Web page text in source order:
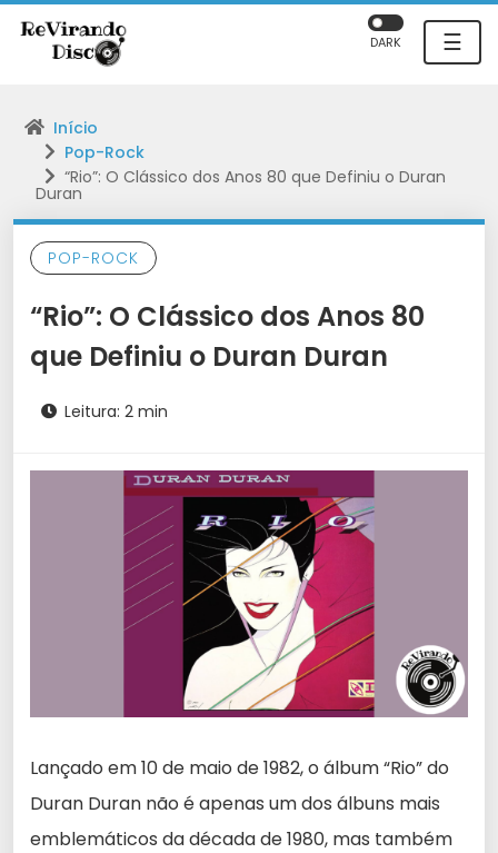
☰
DARK
Início
Pop-Rock
“Rio”: O Clássico dos Anos 80 que Definiu o Duran
Duran
POP-ROCK
“Rio”: O Clássico dos Anos 80
que Definiu o Duran Duran
Leitura: 2 min
Lançado em 10 de maio de 1982, o álbum “Rio” do
Duran Duran não é apenas um dos álbuns mais
emblemáticos da década de 1980, mas também